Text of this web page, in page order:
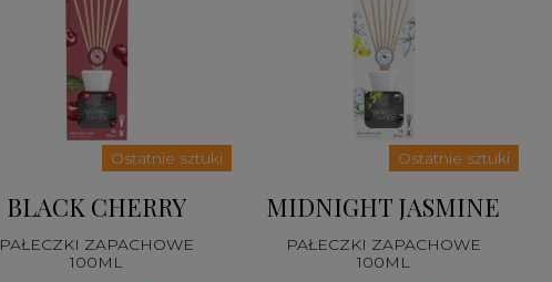
Ostatnie sztuki
BLACK CHERRY
PAŁECZKI ZAPACHOWE
100ML
Ostatnie sztuki
MIDNIGHT JASMINE
PAŁECZKI ZAPACHOWE
100ML